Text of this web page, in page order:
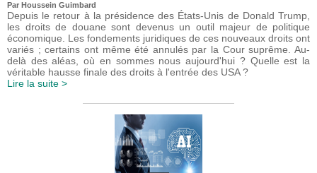
Par Houssein Guimbard
Depuis le retour à la présidence des États-Unis de Donald Trump,
les droits de douane sont devenus un outil majeur de politique
économique. Les fondements juridiques de ces nouveaux droits ont
variés ; certains ont même été annulés par la Cour suprême. Au-
delà des aléas, où en sommes nous aujourd'hui ? Quelle est la
véritable hausse finale des droits à l'entrée des USA ?
Lire la suite >